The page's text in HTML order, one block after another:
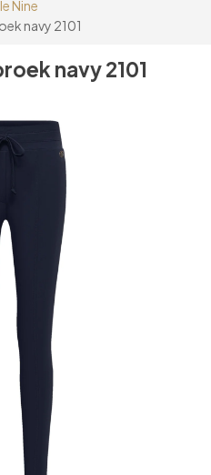
Nine
navy 2101
navy 2101